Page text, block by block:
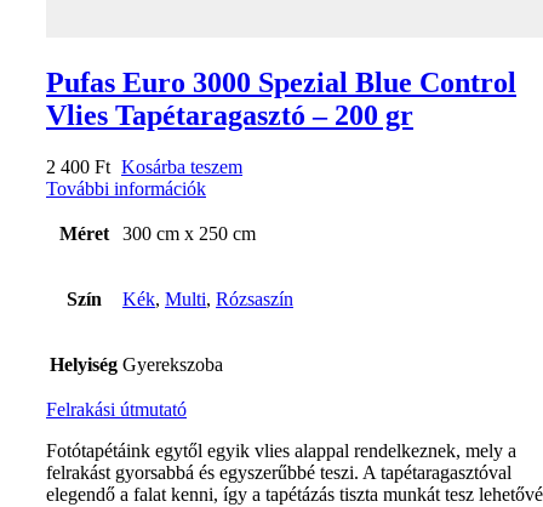
Pufas Euro 3000 Spezial Blue Control
Vlies Tapétaragasztó – 200 gr
2 400 Ft Kosárba teszem
További információk
Méret 300 cm x 250 cm
Szín Kék, Multi, Rózsaszín
Helyiség Gyerekszoba
Felrakási útmutató
Fotótapétáink egytől egyik vlies alappal rendelkeznek, mely a
felrakást gyorsabbá és egyszerűbbé teszi. A tapétaragasztóval
elegendő a falat kenni, így a tapétázás tiszta munkát tesz